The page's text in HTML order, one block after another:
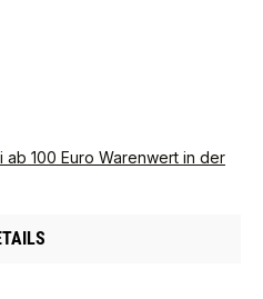
100 Euro Warenwert in der